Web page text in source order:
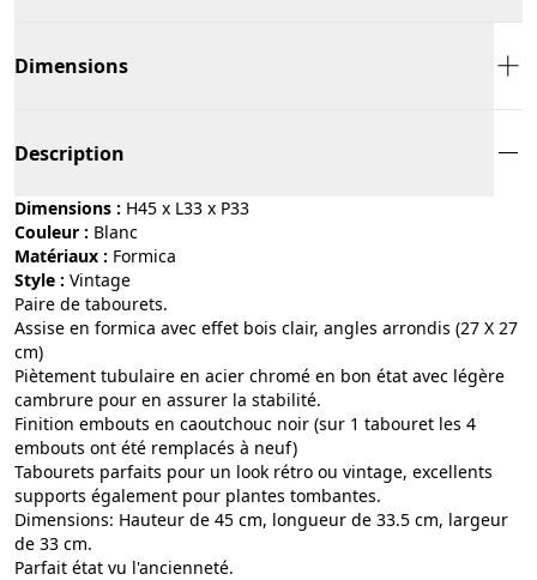
Dimensions
Description
Dimensions : H45 x L33 x P33
Couleur :
blanc
Matériaux :
formica
Style :
vintage
Paire de tabourets.
Assise en formica avec effet bois clair, angles arrondis (27 X 27
cm)
Piètement tubulaire en acier chromé en bon état avec légère
cambrure pour en assurer la stabilité.
Finition embouts en caoutchouc noir (sur 1 tabouret les 4
embouts ont été remplacés à neuf)
Tabourets parfaits pour un look rétro ou vintage, excellents
supports également pour plantes tombantes.
Dimensions: Hauteur de 45 cm, longueur de 33.5 cm, largeur
de 33 cm.
Parfait état vu l'ancienneté.